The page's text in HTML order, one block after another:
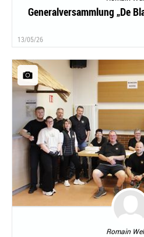
Generalversammlung „De
13/05/26
Romain